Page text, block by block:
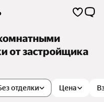
от застройщика
Цена
отделки